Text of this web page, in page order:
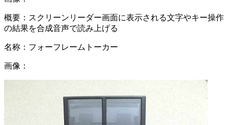
概要： スクリーンリーダー画面に表示される文字やキー操作
の結果を合成音声で読み上げる
名称： フォーフレームトーカー
画像：